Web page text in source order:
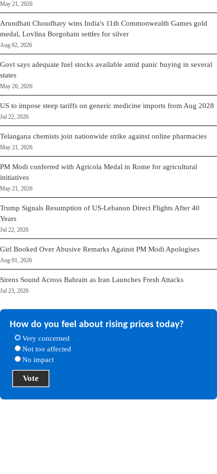
May 21, 2026
Arundhati Choudhary wins India's 11th Commonwealth Games gold
medal, Lovlina Borgohain settles for silver
Aug 02, 2026
Govt says adequate fuel stocks available amid panic buying in several
states
May 26, 2026
US to impose steep tariffs on generic medicine imports from Aug 2028
Jul 22, 2026
Telangana chemists join nationwide strike against online pharmacies
May 21, 2026
PM Modi conferred with Agricola Medal in Rome for agricultural
initiatives
May 21, 2026
Trump Signals Resumption of US-Lebanon Direct Flights After 40
Years
Jul 22, 2026
Girl Booked Over Abusive Remarks Against PM Modi Apologises
Aug 01, 2026
Sirens Sound Across Bahrain as Iran Launches Fresh Attacks
Jul 23, 2026
How do you feel about rising prices today?
Very concerned
Not too affected
No impact